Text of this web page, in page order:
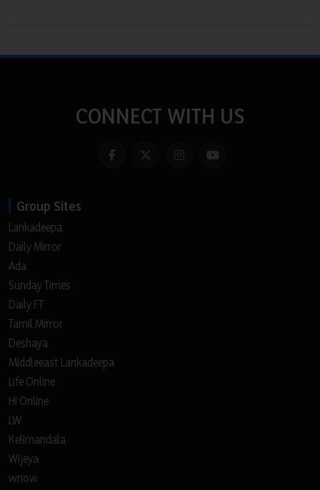
CONNECT WITH US
Group Sites
Lankadeepa
Daily Mirror
Ada
Sunday Times
Daily FT
Tamil Mirror
Deshaya
Middleeast Lankadeepa
Life Online
Hi Online
LW
Kelimandala
Wijeya
wnow